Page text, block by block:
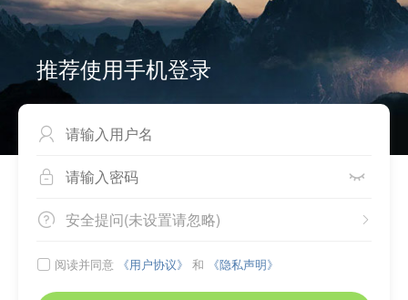
推荐使用手机登录

 
 
安全提问(未设置请忽略)
 阅读并同意 《用户协议》 和 《隐私声明》